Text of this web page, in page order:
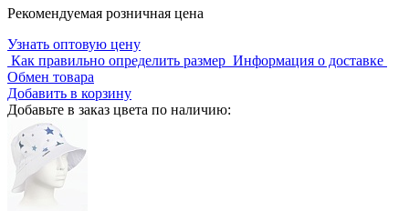
Рекомендуемая розничная цена
Узнать оптовую цену
Как правильно определить размер Информация о доставке
Обмен товара
Добавить в корзину
Добавьте в заказ цвета по наличию: